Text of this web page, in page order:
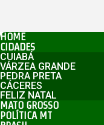
HOME
CIDADES
CUIABÁ
VÁRZEA GRANDE
PEDRA PRETA
CÁCERES
FELIZ NATAL
MATO GROSSO
POLÍTICA MT